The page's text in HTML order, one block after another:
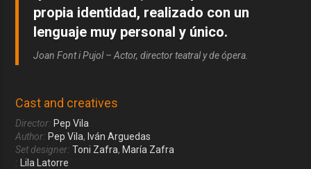
propia identidad, realizado con un
lenguaje muy personal y único.
Joan Font i Pujol – Actor, director teatral y de ópera.
Cast and creatives
Director: Pep Vila
Author: Pep Vila, Iván Arguedas
Set designer: Toni Zafra, María Zafra
:
Lila Latorre